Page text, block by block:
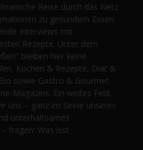
Reise durch das Netz
zu gesundem Essen
Interviews mit
Rezepte. Unter dem
bleiben hier keine
Kochen & Rezepte, Diät &
sowie Gastro & Gourmet
Magazins. Ein weites Feld,
uns – ganz im Sinne unseres
unterhaltsames
fragen: Was isst